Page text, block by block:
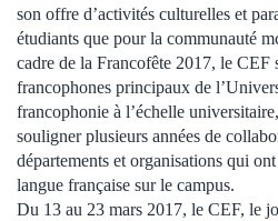
son offre d’activités culturelles et
étudiants que pour la communauté
cadre de la Francofête 2017, le CEF
francophones principaux de
francophonie à l’échelle
souligner plusieurs années de
départements et organisations qui
langue française sur le campus.
Du 13 au 23 mars 2017, le CEF, le